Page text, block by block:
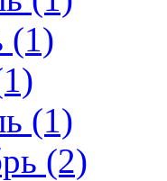
(1)
(1)
(2)